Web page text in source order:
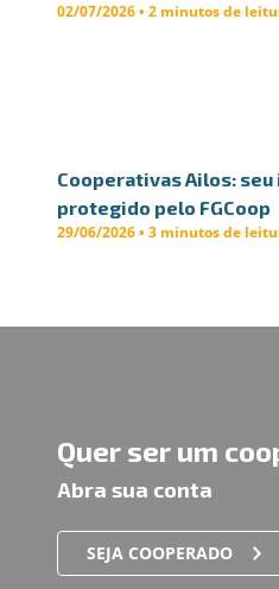
02/07/2026 • 2 minutos de
Cooperativas Ailos:
protegido pelo FGCoop
29/06/2026 • 3 minutos de
Quer ser um
Abra sua conta
SEJA COOPERADO